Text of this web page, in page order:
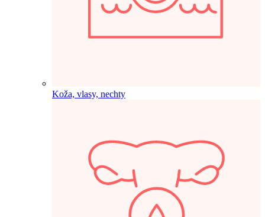
Koža, vlasy, nechty